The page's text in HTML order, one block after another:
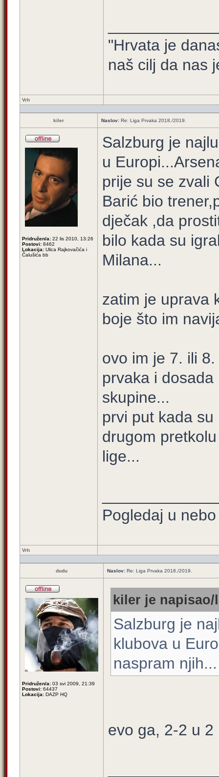
"Hrvata je
naš cilj da nas
Vrh
kiler Naslov: Re: Liga Prvaka 2018./2019.
Pridružen/a: 22 lis 2010, 13:26
Postovi: 8462
Lokacija: Ulica Rajkovačića i
Čalušića bb
Salzburg je
u
prije su se zvali
Barić bio
dječak ,da
bilo kada su
Milana...
zatim je uprava
boje što im
ovo im je 7. ili
prvaka i
skupine...
prvi put kada
drugom
lige...
Pogledaj u
Vrh
dudu Naslov: Re: Liga Prvaka 2018./2019.
Pridružen/a: 03 svi 2009, 21:39
Postovi: 64437
Lokacija: DAZP HQ
kiler je napisao/
Salzburg je
klubova u
naspram njih...
evo ga, 2-2 u